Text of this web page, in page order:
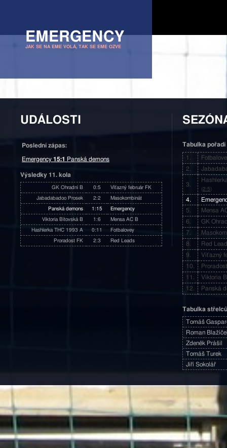
EMERGENCY
JAK SE NA EME VOLÁ, TAK SE EME OZVE
UDÁLOSTI
Poslední zápas:
Emergency 15:1 Panská demons
Výsledky 11. kola
GK Ohradní B 0:5 Víťazný február FK
Jabadabadoo Prosek 2:2 Masokombinát
Panská demons 1:15 Emergency
Viktoria Bítovská B 1:6 Mensa AC B
Hashlerka THC 1993 A 0:11 Fotbalovey
Proradost FK 2:3 Red Leads
Tabulka pořadí
1.
2.
3.
(2:5 )
4.
5.
Mensa
6.
GK
7.
8.
Red
9.
Víťazný
10.
11.
Viktoria
12.
Panská
Tabulka střelců
Tomáš
Roman
Zdeněk Prášil
Tomáš Turek
Jiří Sokolář